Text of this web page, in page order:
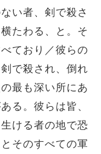
い者、剣で殺さ
たわる、と。そ
ており／彼らの
で殺され、倒れ
最も深い所にあ
る。彼らは皆、
ける者の地で恐
そのすべての軍